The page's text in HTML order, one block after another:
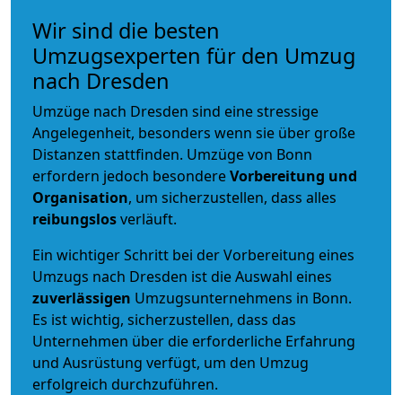
Wir sind die besten
Umzugsexperten für den Umzug
nach Dresden
Umzüge nach Dresden sind eine stressige
Angelegenheit, besonders wenn sie über große
Distanzen stattfinden. Umzüge von Bonn
erfordern jedoch besondereVorbereitung und
Organisation, um sicherzustellen, dass alles
reibungslosverläuft.
Ein wichtiger Schritt bei der Vorbereitung eines
Umzugs nach Dresden ist die Auswahl eines
zuverlässigen Umzugsunternehmens in Bonn.
Es ist wichtig, sicherzustellen, dass das
Unternehmen über die erforderliche Erfahrung
und Ausrüstung verfügt, um den Umzug
erfolgreich durchzuführen.